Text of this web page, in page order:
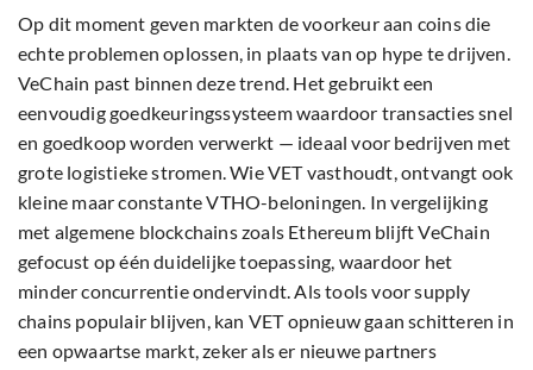
Op dit moment geven markten de voorkeur aan coins die
echte problemen oplossen, in plaats van op hype te drijven.
VeChain past binnen deze trend. Het gebruikt een
eenvoudig goedkeuringssysteem waardoor transacties snel
en goedkoop worden verwerkt — ideaal voor bedrijven met
grote logistieke stromen. Wie VET vasthoudt, ontvangt ook
kleine maar constante VTHO-beloningen. In vergelijking
met algemene blockchains zoals Ethereum blijft VeChain
gefocust op één duidelijke toepassing, waardoor het
minder concurrentie ondervindt. Als tools voor supply
chains populair blijven, kan VET opnieuw gaan schitteren in
een opwaartse markt, zeker als er nieuwe partners